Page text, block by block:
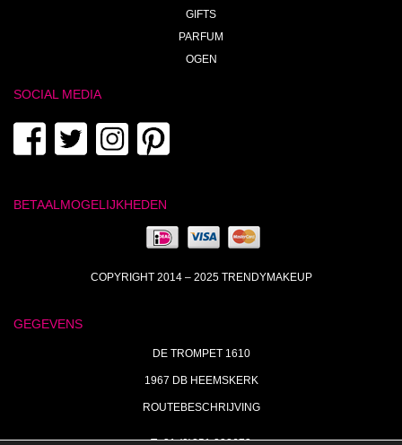
GIFTS
PARFUM
OGEN
SOCIAL MEDIA
BETAALMOGELIJKHEDEN
COPYRIGHT 2014 – 2025 TRENDYMAKEUP
GEGEVENS
DE TROMPET 1610
1967 DB HEEMSKERK
ROUTEBESCHRIJVING